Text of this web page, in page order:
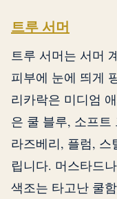
트루 서머
트루 서머는 서머
피부에 눈에 띄게
리카락은 미디엄
은 쿨 블루, 소프트
라즈베리, 플럼, 스
립니다. 머스타드
색조는 타고난 쿨